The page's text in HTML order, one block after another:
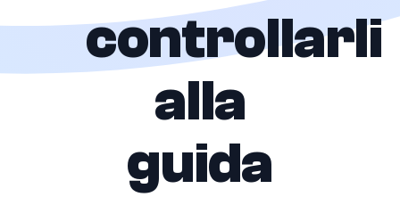
controllarli
alla
guida